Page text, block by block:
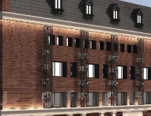
Столовая
В столовой
представлен
широкий
выбор горячих